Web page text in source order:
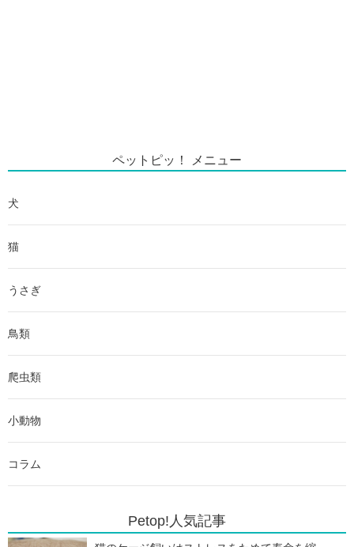
ペットピッ！ メニュー
犬
猫
うさぎ
鳥類
爬虫類
小動物
コラム
Petop!人気記事